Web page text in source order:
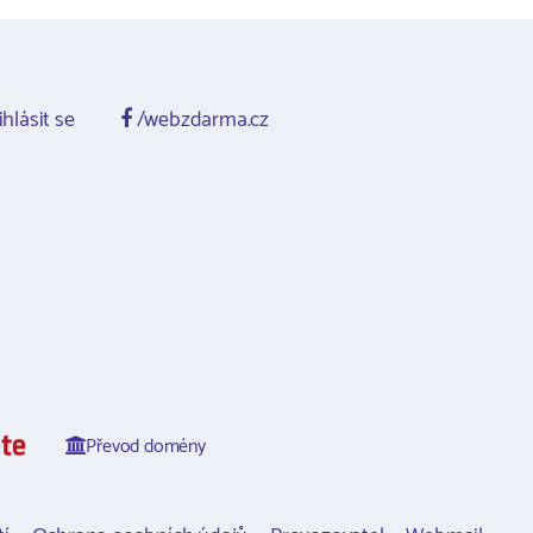
se /webzdarma.cz
Převod domény